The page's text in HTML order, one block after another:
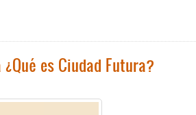
es Ciudad Futura?